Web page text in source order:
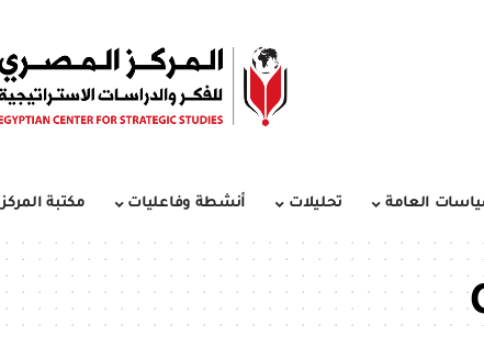
العامة تحليلات أنشطة وفاعليات مكتبة المركز